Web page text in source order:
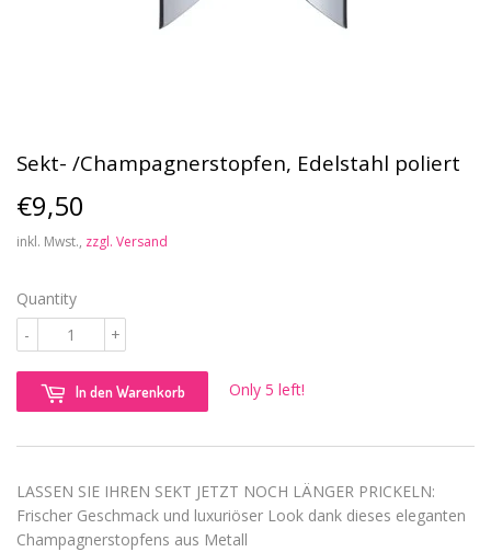
Sekt- /Champagnerstopfen, Edelstahl poliert
€9,50
inkl. Mwst., zzgl. Versand
Quantity
+
-
In den Warenkorb Only 5 left!
LASSEN SIE IHREN SEKT JETZT NOCH LÄNGER PRICKELN:
Frischer Geschmack und luxuriöser Look dank dieses eleganten
Champagnerstopfens aus Metall